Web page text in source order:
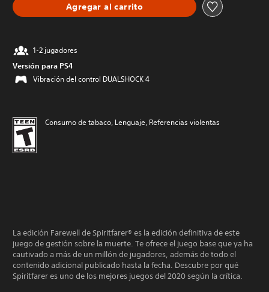
Agregar al carrito
1-2 jugadores
Versión para PS4
Vibración del control DUALSHOCK 4
Consumo de tabaco, Lenguaje, Referencias violentas
La edición Farewell de Spiritfarer® es la edición definitiva de este
juego de gestión sobre la muerte. Te ofrece el juego base que ya ha
cautivado a más de un millón de jugadores, además de todo el
contenido adicional publicado hasta la fecha. Descubre por qué
Spiritfarer es uno de los mejores juegos del 2020 según la crítica.